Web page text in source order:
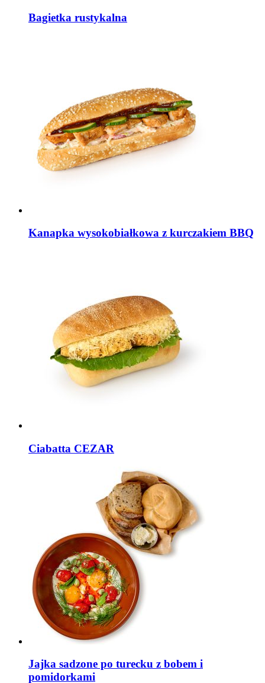
Bagietka rustykalna
Kanapka wysokobiałkowa z kurczakiem BBQ
Ciabatta CEZAR
Jajka sadzone po turecku z bobem i
pomidorkami